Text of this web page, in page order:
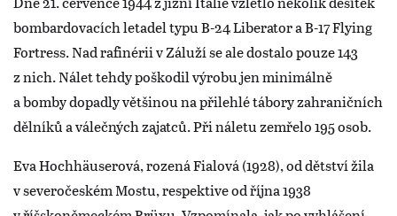
bombardovacích letadel typu B-24 Liberator a B-17 Flying
Fortress. Nad rafinérii v Záluží se ale dostalo pouze 143
z nich. Nálet tehdy poškodil výrobu jen minimálně
a bomby dopadly většinou na přilehlé tábory zahraničních
dělníků a válečných zajatců. Při náletu zemřelo 195 osob.
Eva Hochhäuserová, rozená Fialová (1928), od dětství žila
v severočeském Mostu, respektive od října 1938